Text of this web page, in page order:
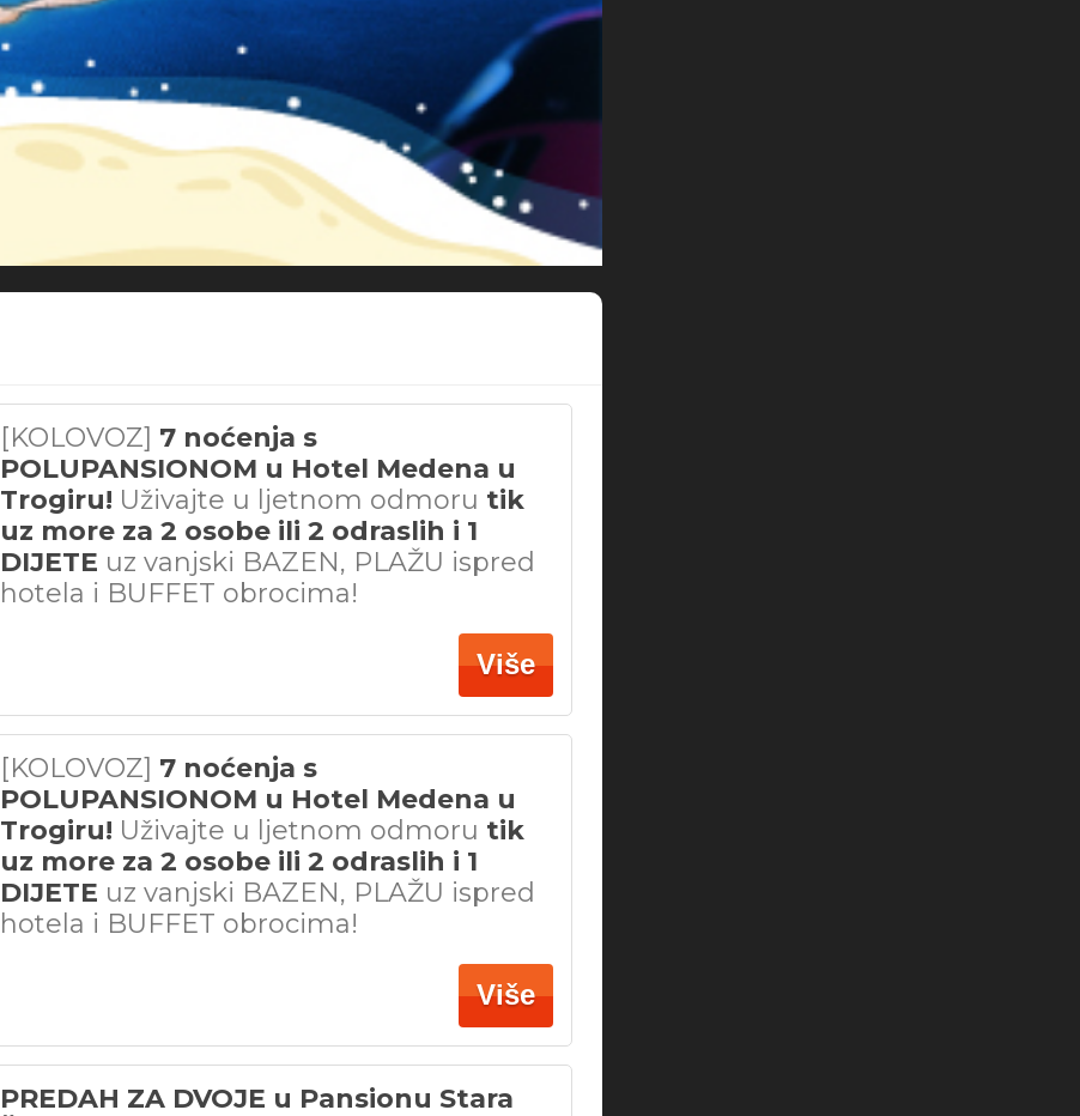
[KOLOVOZ] 7 noćenja s
POLUPANSIONOM u Hotel Medena u
Trogiru! Uživajte u ljetnom odmoru tik
uz more za 2 osobe ili 2 odraslih i 1
DIJETE uz vanjski BAZEN, PLAŽU ispred
hotela i BUFFET obrocima!
Više
[KOLOVOZ] 7 noćenja s
POLUPANSIONOM u Hotel Medena u
Trogiru! Uživajte u ljetnom odmoru tik
uz more za 2 osobe ili 2 odraslih i 1
DIJETE uz vanjski BAZEN, PLAŽU ispred
hotela i BUFFET obrocima!
Više
PREDAH ZA DVOJE u Pansionu Stara